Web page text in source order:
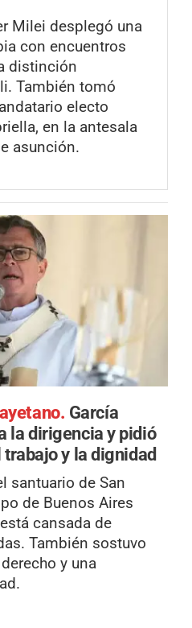
Milei desplegó una
con encuentros
distinción
También tomó
electo
en la antesala
asunción.
García
la dirigencia y pidió
y la dignidad
santuario de San
de Buenos Aires
cansada de
También sostuvo
y una